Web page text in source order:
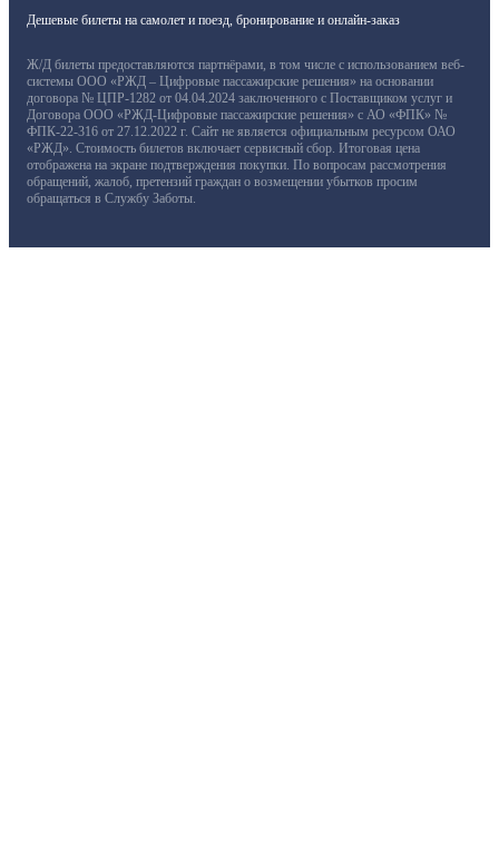
Дешевые билеты на самолет и поезд, бронирование и онлайн-заказ
Ж/Д билеты предоставляются партнёрами, в том числе с использованием веб-
системы ООО «РЖД – Цифровые пассажирские решения» на основании
договора № ЦПР-1282 от 04.04.2024 заключенного с Поставщиком услуг и
Договора ООО «РЖД-Цифровые пассажирские решения» с АО «ФПК» №
ФПК-22-316 от 27.12.2022 г. Сайт не является официальным ресурсом ОАО
«РЖД». Стоимость билетов включает сервисный сбор. Итоговая цена
отображена на экране подтверждения покупки. По вопросам рассмотрения
обращений, жалоб, претензий граждан о возмещении убытков просим
обращаться в Службу Заботы.